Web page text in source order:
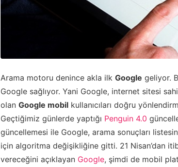
Arama motoru denince akla ilk Google geliyor.
Google sağlıyor. Yani Google, internet sitesi
olan Google mobil kullanıcıları doğru
Geçtiğimiz günlerde yaptığı Penguin 4.0
güncellemesi ile Google, arama sonuçları
için algoritma değişikliğine gitti. 21 Nisan’dan
vereceğini açıklayan Google, şimdi de mobil